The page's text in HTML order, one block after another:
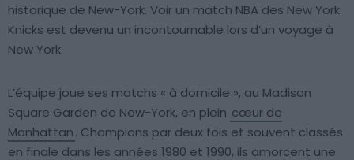
historique de New-York. Voir un match NBA des New York
Knicks est devenu un incontournable lors d’un voyage à
New York.
L’équipe joue ses matchs « à domicile », au Madison
Square Garden de New-York, en plein cœur de
Manhattan. Champions par deux fois et souvent classés
en finale dans les années 1980 et 1990, ils amorcent une